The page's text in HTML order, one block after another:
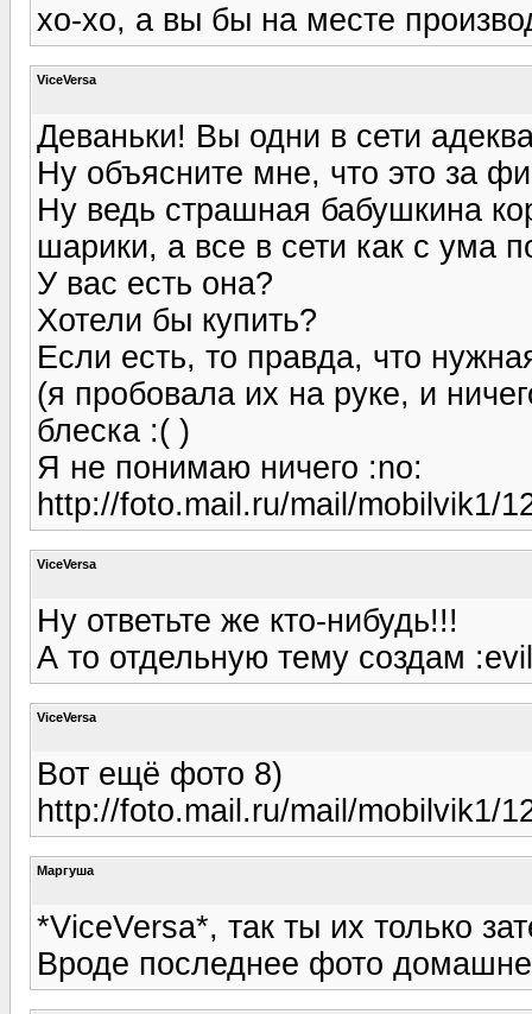
хо-хо, а вы бы на месте
ViceVersa
Деваньки! Вы одни в сети
Ну объясните мне, что это за
Ну ведь страшная бабушкина
шарики, а все в сети как с ума
У вас есть она?
Хотели бы купить?
Если есть, то правда, что
(я пробовала их на руке, и
блеска :( )
Я не понимаю ничего :no:
http://foto.mail.ru/mail/mobilvik1/
ViceVersa
Ну ответьте же кто-нибудь!!!
А то отдельную тему создам
ViceVersa
Вот ещё фото 8)
http://foto.mail.ru/mail/mobilvik1/
Маргуша
*ViceVersa*, так ты их только
Вроде последнее фото